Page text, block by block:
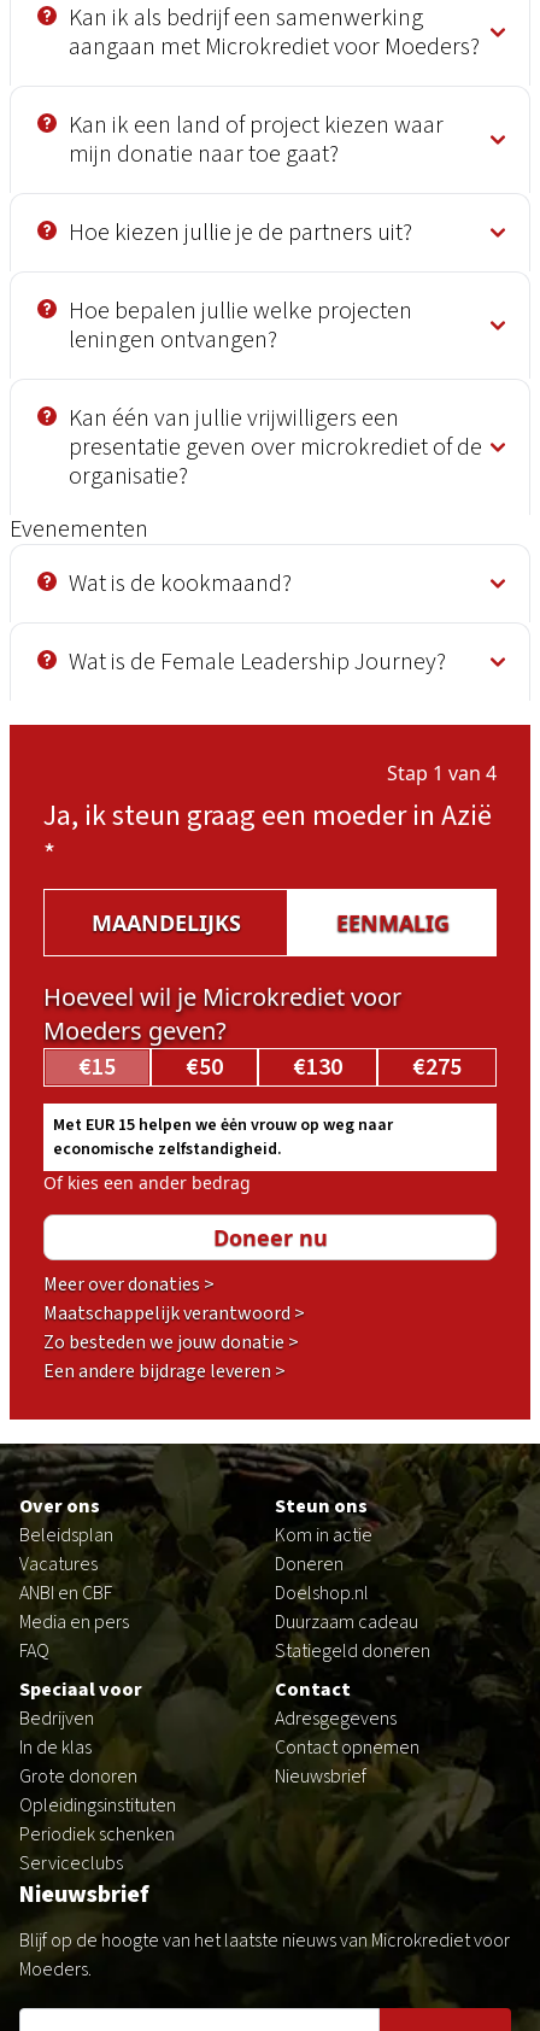
Kan ik als bedrijf een samenwerking
aangaan met Microkrediet voor Moeders?
Kan ik een land of project kiezen waar
mijn donatie naar toe gaat?
Hoe kiezen jullie je de partners uit?
Hoe bepalen jullie welke projecten
leningen ontvangen?
Kan één van jullie vrijwilligers een
presentatie geven over microkrediet of de
organisatie?
Evenementen
Wat is de kookmaand?
Wat is de Female Leadership Journey?
Stap 1 van 4
Ja, ik steun graag een moeder in Azië
*
MAANDELIJKS EENMALIG
Hoeveel wil je Microkrediet voor
Moeders geven?
€15 €50 €130 €275
Met EUR 15 helpen we ėėn vrouw op weg naar
economische zelfstandigheid.
Of kies een ander bedrag
Meer over donaties >
Maatschappelijk verantwoord >
Zo besteden we jouw donatie >
Een andere bijdrage leveren >
Footer
Over ons
Beleidsplan
Vacatures
ANBI en CBF
Media en pers
FAQ
Steun ons
Kom in actie
Doneren
Doelshop.nl
Duurzaam cadeau
Statiegeld doneren
Speciaal voor
Bedrijven
In de klas
Grote donoren
Opleidingsinstituten
Periodiek schenken
Serviceclubs
Contact
Adresgegevens
Contact opnemen
Nieuwsbrief
Nieuwsbrief
Blijf op de hoogte van het laatste nieuws van Microkrediet voor
Moeders.